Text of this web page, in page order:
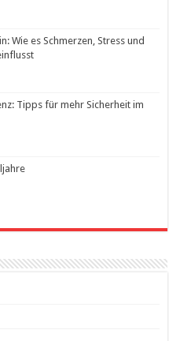
Wie es Schmerzen, Stress und
Tipps für mehr Sicherheit im